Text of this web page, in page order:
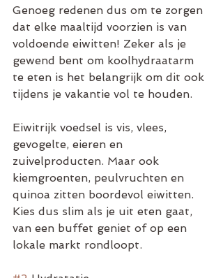
Genoeg redenen dus om te zorgen
dat elke maaltijd voorzien is van
voldoende eiwitten! Zeker als je
gewend bent om koolhydraatarm
te eten is het belangrijk om dit ook
tijdens je vakantie vol te houden.
Eiwitrijk voedsel is vis, vlees,
gevogelte, eieren en
zuivelproducten. Maar ook
kiemgroenten, peulvruchten en
quinoa zitten boordevol eiwitten.
Kies dus slim als je uit eten gaat,
van een buffet geniet of op een
lokale markt rondloopt.